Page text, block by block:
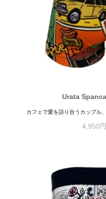
Urata
カフェで愛を語り合うカップル
4,950